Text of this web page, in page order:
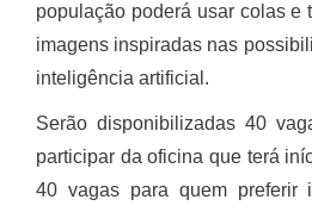
população poderá usar colas e
imagens inspiradas nas
inteligência artificial.
Serão disponibilizadas 40
participar da oficina que terá
40 vagas para quem preferir